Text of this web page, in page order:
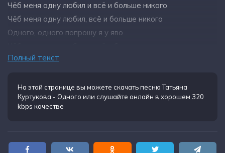
Чёб меня одну любил и всё и больше никого
Чёб меня одну любил, всё и больше никого
Одного, одного попрошу я у яво
Чёб меня одну любил, всё и больше никого
Полный текст
На этой странице вы можете скачать песню Татьяна
Куртукова - Одного или слушайте онлайн в хорошем 320
kbps качестве